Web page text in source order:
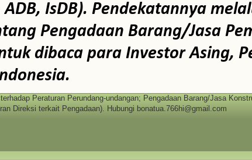
IsDB). Pendekatannya
Pengadaan Barang/Jasa
dibaca para Investor Asing,
Peraturan Perundang-undangan; Pengadaan Barang/Jasa
Direksi terkait Pengadaan). Hubungi bonatua.766hi@gmail.com